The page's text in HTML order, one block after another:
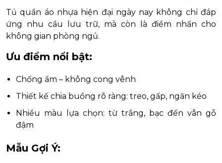
Tủ quần áo nhựa hiện đại ngày nay không chỉ đáp
ứng nhu cầu lưu trữ, mà còn là điểm nhấn cho
không gian phòng ngủ.
Ưu điểm nổi bật:
Chống ẩm – không cong vênh
Thiết kế chia buồng rõ ràng: treo, gấp, ngăn kéo
Nhiều màu lựa chọn: từ trắng, bạc đến vân gỗ
đậm
Mẫu Gợi Ý: